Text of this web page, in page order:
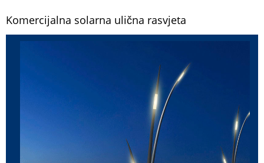
Komercijalna solarna ulična rasvjeta